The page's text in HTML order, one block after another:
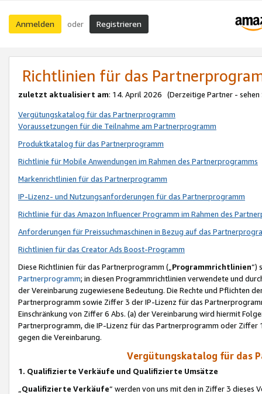
Anmelden oder Registrieren
Richtlinien für das
zuletzt aktualisiert am: 14. April 2026 (Derzeitige Partner - sehen
Vergütungskatalog für das Partnerprogramm
Voraussetzungen für die Teilnahme am Partnerprogramm
Produktkatalog für das Partnerprogramm
Richtlinie für Mobile Anwendungen im Rahmen des Partnerprogramms
Markenrichtlinien für das Partnerprogramm
IP-Lizenz- und Nutzungsanforderungen für das Partnerprogramm
Richtlinie für das Amazon Influencer Programm im Rahmen des
Anforderungen für Preissuchmaschinen in Bezug auf das
Richtlinien für das Creator Ads Boost-Programm
Diese Richtlinien für das Partnerprogramm („Programmrichtlinien“)
Partnerprogramm; in diesen Programmrichtlinien verwendete und
der Vereinbarung zugewiesene Bedeutung. Die Rechte und Pflichten
Partnerprogramm sowie Ziffer 3 der IP-Lizenz für das
Einschränkung von Ziffer 6 Abs. (a) der Vereinbarung wird hiermit
Partnerprogramm, die IP-Lizenz für das Partnerprogramm oder
gegen die Vereinbarung.
Vergütungskatalog für das
1. Qualifizierte Verkäufe und Qualifizierte Umsätze
Qualifizierte Verkäufe“ werden von uns mit den in Ziffer 3